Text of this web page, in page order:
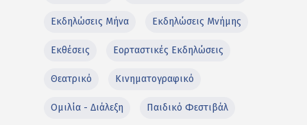
Εκδηλώσεις Μήνα Εκδηλώσεις Μνήμης
Εκθέσεις Εορταστικές Εκδηλώσεις
Θεατρικό Κινηματογραφικό
Ομιλία - Διάλεξη Παιδικό Φεστιβάλ